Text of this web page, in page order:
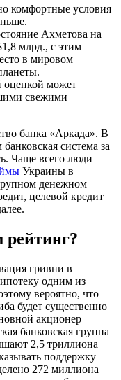
комфортные условия
Ахметова на
млрд., с этим
в мировом
оценкой может
свежими
банка «Аркада». В
система за
Чаще всего люди
Украины в
денежном
целевой кредит
рейтинг?
гривни в
одним из
вероятно, что
будет существенно
акционер
банковская группа
2,5 триллиона
поддержку
272 миллиона